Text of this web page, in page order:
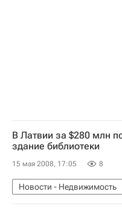
В Латвии за $280 млн
здание библиотеки
15 мая 2008, 17:05 8
Новости - Недвижимость